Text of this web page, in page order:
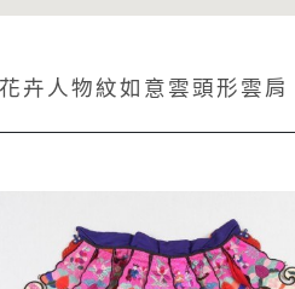
卉人物紋如意雲頭形雲肩